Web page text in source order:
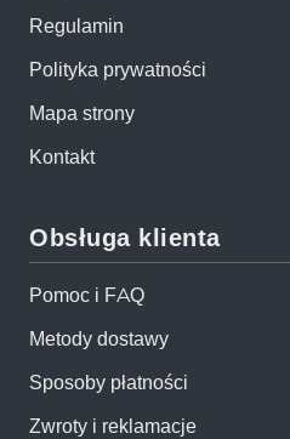
Regulamin
Polityka prywatności
Mapa strony
Kontakt
Obsługa klienta
Pomoc i FAQ
Metody dostawy
Sposoby płatności
Zwroty i reklamacje